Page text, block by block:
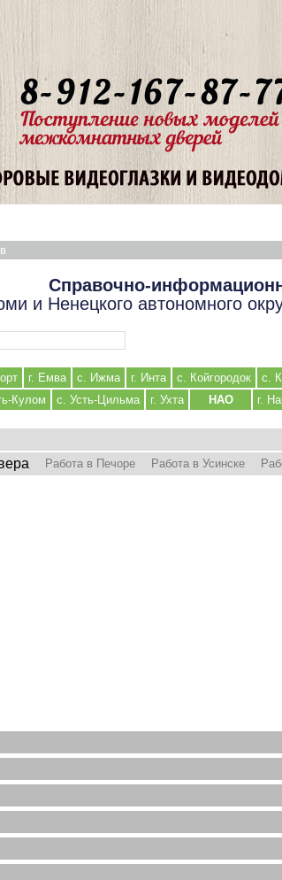
Справочно-
и Ненецкого автономного
г. Емва с. Ижма г. Инта с. Койгородок
с.
Кулом с. Усть-Цильма г. Ухта НАО г.
Работа в Печоре Работа в Усинске